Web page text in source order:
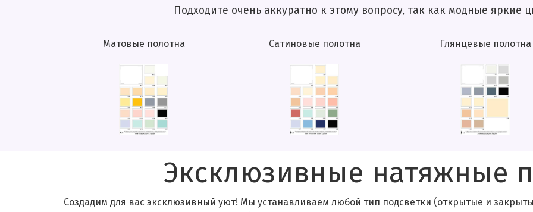
Подходите очень аккуратно к этому вопросу, так как модные яркие цвета
Матовые полотна Сатиновые полотна Глянцевые полотна
Эксклюзивные натяжные
Создадим для вас эксклюзивный уют! Мы устанавливаем любой тип подсветки (открытые и